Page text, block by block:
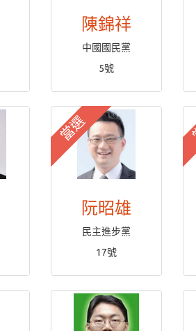
陳錦祥
中國國民黨
5號
當選
阮昭雄
民主進步黨
17號